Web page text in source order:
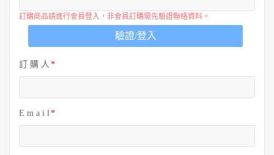
訂購商品請進行會員登入，非會員訂購需先驗證聯絡資料。
驗證/登入
訂 購 人
E m a i l